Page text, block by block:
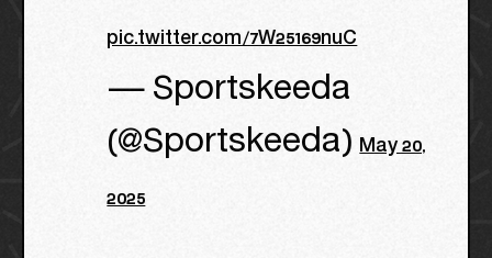
pic.twitter.com/7W25169nuC
— Sportskeeda
(@Sportskeeda)May 20,
2025